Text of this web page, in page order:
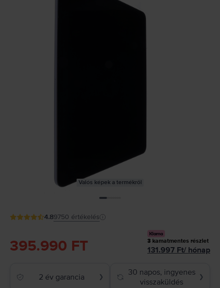
Valós képek a termékről
4.89750 értékelés
395.990 FT 3 kamatmentes részlet
131.997 Ft/ hónap
2 év garancia ❯
30 napos, ingyenes
visszaküldés
❯